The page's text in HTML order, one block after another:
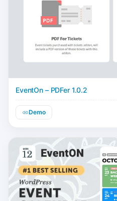
EventOn – PDFer 1.0.2
Demo